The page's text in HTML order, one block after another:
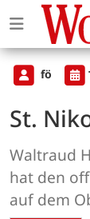
fö
St.
Waltraud
hat den
auf dem